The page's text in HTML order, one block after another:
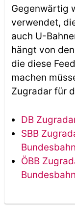
Gegenwärtig
verwendet,
auch U-
hängt von
die diese
machen
Zugradar für
DB
SBB
ÖBB